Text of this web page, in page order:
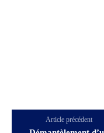
Article précédent